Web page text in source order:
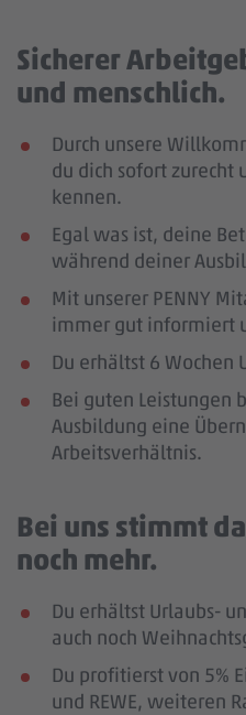
Sicherer
und menschlich.
Durch unsere
du dich sofort zurecht
kennen.
Egal was ist, deine
während deiner
Mit unserer PENNY
immer gut informiert
Du erhältst 6 Wochen
Bei guten Leistungen
Ausbildung eine
Arbeitsverhältnis.
Bei uns stimmt
noch mehr.
Du erhältst Urlaubs-
auch noch
Du profitierst von 5%
und REWE, weiteren